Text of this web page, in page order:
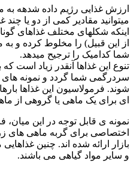
ارزش غذایی رژیم داده شدهه به
میتوانید مقادیر کمی از دو یا چند
اینکه شکلهای مختلف غذاهای
از این قبیل) را مخلوط کرده و به
شما کدامیک را ترجیح میدهد.
تنوع این غذاها آنقدر زیاد است
سردرگمی شما گردد و نمونه های
شوند. فرمولاسیون این غذاها
ای برای یک ماهی یا گروهی از
نمونه ی قابل توجه در این
بازار ارائه شده اند. چنین
و سایر مواد گیاهی می باشند.